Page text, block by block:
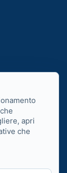
apri
che